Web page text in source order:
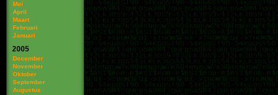
Mei
April
Maart
Februari
Januari
2005
December
November
Oktober
September
Augustus